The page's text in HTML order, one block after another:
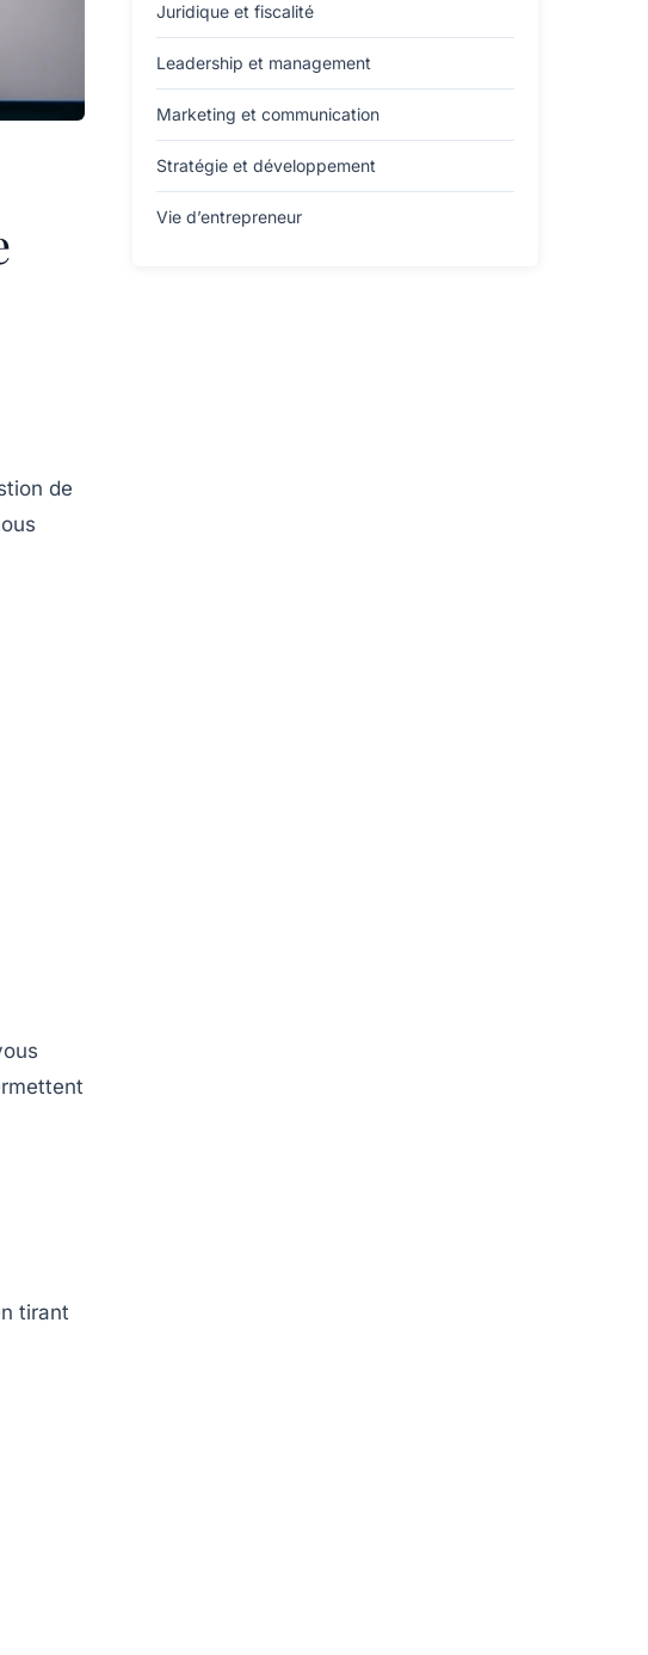
de
tirant
Juridique et fiscalité
Leadership et management
Marketing et communication
Stratégie et développement
Vie d’entrepreneur